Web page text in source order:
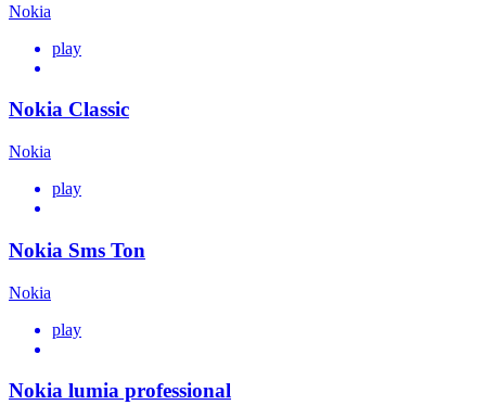
Nokia
play
Nokia Classic
Nokia
play
Nokia Sms Ton
Nokia
play
Nokia lumia professional